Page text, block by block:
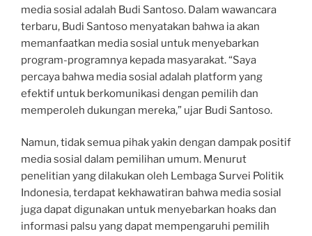
media sosial adalah Budi Santoso. Dalam wawancara
terbaru, Budi Santoso menyatakan bahwa ia akan
memanfaatkan media sosial untuk menyebarkan
program-programnya kepada masyarakat. “Saya
percaya bahwa media sosial adalah platform yang
efektif untuk berkomunikasi dengan pemilih dan
memperoleh dukungan mereka,” ujar Budi Santoso.
Namun, tidak semua pihak yakin dengan dampak positif
media sosial dalam pemilihan umum. Menurut
penelitian yang dilakukan oleh Lembaga Survei Politik
Indonesia, terdapat kekhawatiran bahwa media sosial
juga dapat digunakan untuk menyebarkan hoaks dan
informasi palsu yang dapat mempengaruhi pemilih